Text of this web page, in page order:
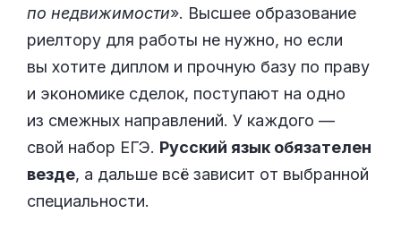
по недвижимости». Высшее образование
риелтору для работы не нужно, но если
вы хотите диплом и прочную базу по праву
и экономике сделок, поступают на одно
из смежных направлений. У каждого —
свой набор ЕГЭ. Русский язык обязателен
везде, а дальше всё зависит от выбранной
специальности.